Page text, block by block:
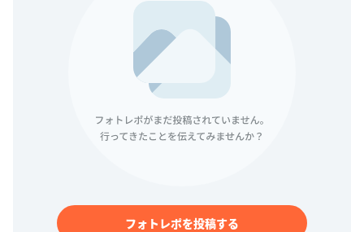
フォトレポを投稿する